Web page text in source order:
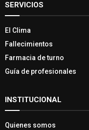
SERVICIOS
El Clima
Fallecimientos
Farmacia de turno
Guía de profesionales
INSTITUCIONAL
Quienes somos